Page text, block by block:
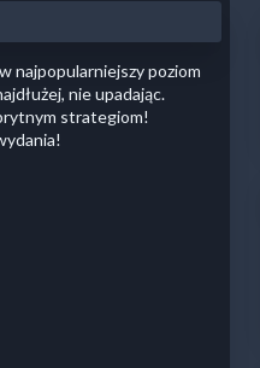
najpopularniejszy poziom
nie upadając.
strategiom!